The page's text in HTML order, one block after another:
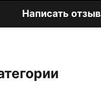
Написать отзыв